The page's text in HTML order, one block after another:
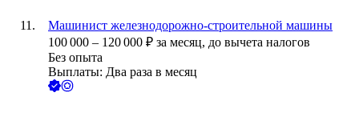
Машинист железнодорожно-строительной машины
100 000 – 120 000 ₽ за месяц, до вычета налогов
Без опыта
Выплаты: Два раза в месяц